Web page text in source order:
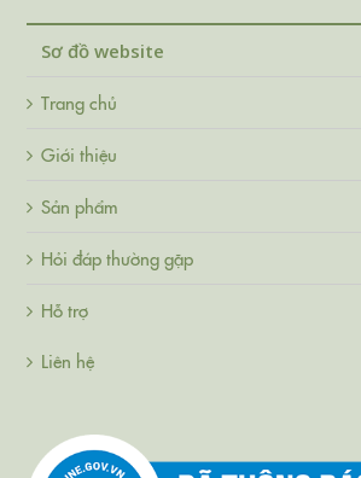
Sơ đồ website
Trang chủ
Giới thiệu
Sản phẩm
Hỏi đáp thường gặp
Hỗ trợ
Liên hệ